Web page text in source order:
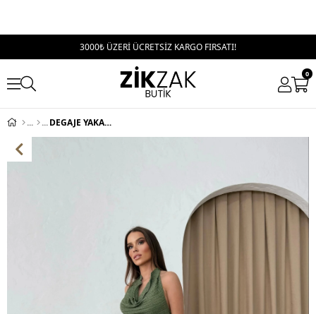
3000₺ ÜZERİ ÜCRETSİZ KARGO FIRSATI!
0
DEGAJE YAKA SIRT DEKOLTE BLUZ VE PANTOLONLU GOFRE İKİLİ TAKIM HAKİ